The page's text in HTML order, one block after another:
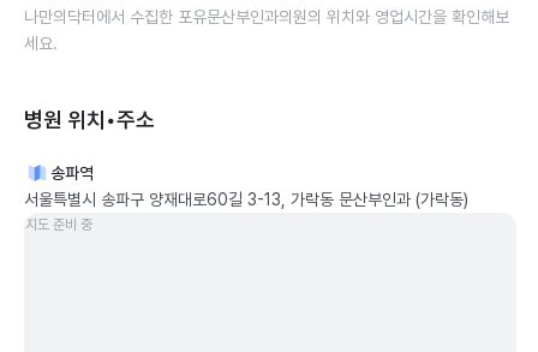
나만의닥터에서 수집한 포유문산부인과의원의 위치와 영업시간을 확인해보
세요.
병원 위치•주소
송파역
서울특별시 송파구 양재대로60길 3-13, 가락동 문산부인과 (가락동)
지도 준비 중